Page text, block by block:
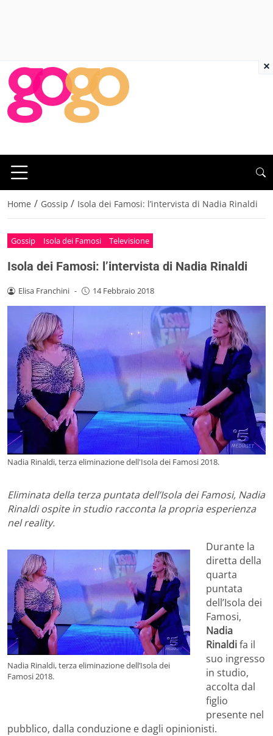
Home / Gossip / Isola dei Famosi: l’intervista di Nadia Rinaldi
Gossip Isola dei Famosi Televisione
Isola dei Famosi: l’intervista di Nadia Rinaldi
Elisa Franchini - 14 Febbraio 2018
Nadia Rinaldi, terza eliminazione dell'Isola dei Famosi 2018.
Eliminata della terza puntata dell’Isola dei Famosi, Nadia
Rinaldi ospite in studio racconta la propria esperienza
nel reality.
Nadia Rinaldi, terza eliminazione dell’Isola dei
Famosi 2018.
Durante la
diretta della
quarta
puntata
dell’Isola dei
Famosi,
Nadia
Rinaldifa il
suo ingresso
in studio,
accolta dal
figlio
presente nel
pubblico, dalla conduzione e dagli opinionisti.
×